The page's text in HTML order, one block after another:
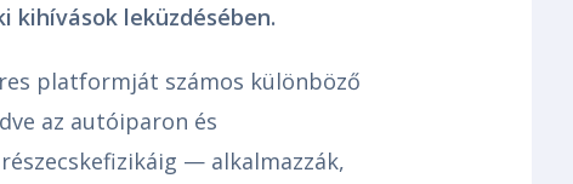
kihívások leküzdésében.
platformját számos különböző
az autóiparon és
— alkalmazzák,